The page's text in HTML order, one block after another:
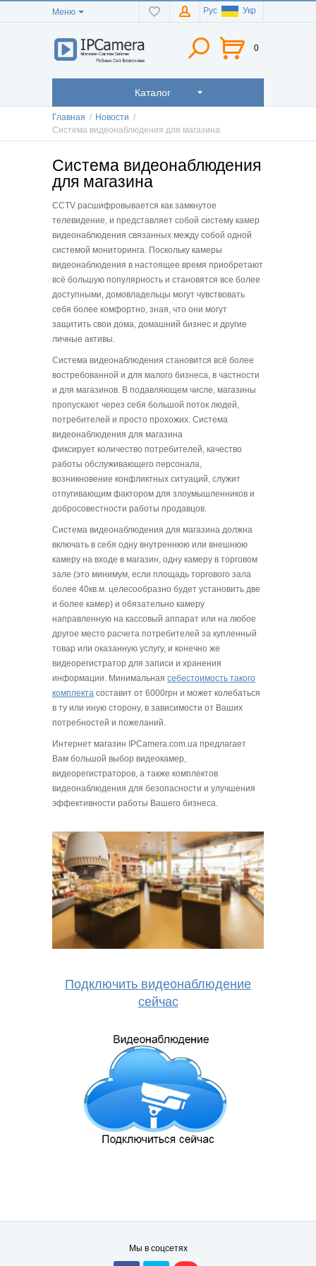
Меню Рус Укр
0
Каталог
Главная / Новости /
Система видеонаблюдения для магазина
Система видеонаблюдения
для магазина
CCTV расшифровывается как замкнутое
телевидение, и представляет собой систему камер
видеонаблюдения связанных между собой одной
системой мониторинга. Поскольку камеры
видеонаблюдения в настоящее время приобретают
всё большую популярность и становятся все более
доступными, домовладельцы могут чувствовать
себя более комфортно, зная, что они могут
защитить свои дома, домашний бизнес и другие
личные активы.
Система видеонаблюдения становится всё более
востребованной и для малого бизнеса, в частности
и для магазинов. В подавляющем числе, магазины
пропускают через себя большой поток людей,
потребителей и просто прохожих. Система
видеонаблюдения для магазина
фиксирует количество потребителей, качество
работы обслуживающего персонала,
возникновение конфликтных ситуаций, служит
отпугивающим фактором для злоумышленников и
добросовестности работы продавцов.
Система видеонаблюдения для магазина должна
включать в себя одну внутреннюю или внешнюю
камеру на входе в магазин, одну камеру в торговом
зале (это минимум, если площадь торгового зала
более 40кв.м. целесообразно будет установить две
и более камер) и обязательно камеру
направленную на кассовый аппарат или на любое
другое место расчета потребителей за купленный
товар или оказанную услугу, и конечно же
видеорегистратор для записи и хранения
информации. Минимальная себестоимость такого
комплекта составит от 6000грн и может колебаться
в ту или иную сторону, в зависимости от Ваших
потребностей и пожеланий.
Интернет магазин IPCamera.com.ua предлагает
Вам большой выбор видеокамер,
видеорегистраторов, а также комплектов
видеонаблюдения для безопасности и улучшения
эффективности работы Вашего бизнеса.
Подключить видеонаблюдение
сейчас
Мы в соцсетях